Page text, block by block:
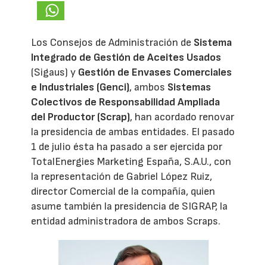
Los Consejos de Administración de Sistema
Integrado de Gestión de Aceites Usados
(Sigaus) y Gestión de Envases Comerciales
e Industriales (Genci), ambos Sistemas
Colectivos de Responsabilidad Ampliada
del Productor (Scrap), han acordado renovar
la presidencia de ambas entidades. El pasado
1 de julio ésta ha pasado a ser ejercida por
TotalEnergies Marketing España, S.A.U., con
la representación de Gabriel López Ruiz,
director Comercial de la compañía, quien
asume también la presidencia de SIGRAP, la
entidad administradora de ambos Scraps.